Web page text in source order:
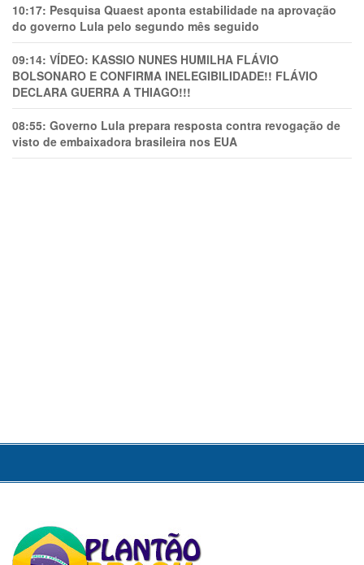
10:17: Pesquisa Quaest aponta estabilidade na aprovação
do governo Lula pelo segundo mês seguido
09:14: VÍDEO: KASSIO NUNES HUMlLHA FLÁVIO
BOLSONARO E CONFIRMA INELEGIBILIDADE!! FLÁVIO
DECLARA GUERRA A THIAGO!!!
08:55: Governo Lula prepara resposta contra revogação de
visto de embaixadora brasileira nos EUA